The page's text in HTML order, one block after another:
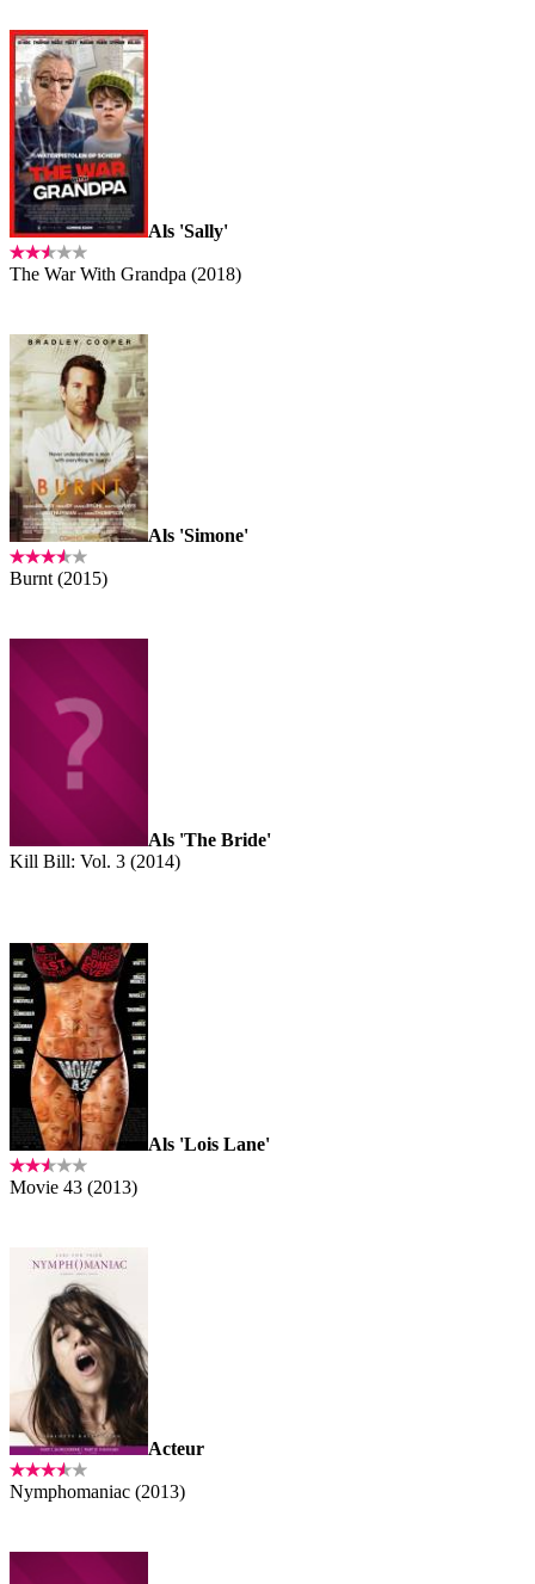
Als 'Sally'
The War With Grandpa (2018)
Als 'Simone'
Burnt (2015)
Als 'The Bride'
Kill Bill: Vol. 3 (2014)
Als 'Lois Lane'
Movie 43 (2013)
Acteur
Nymphomaniac (2013)